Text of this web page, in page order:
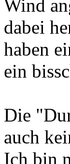
Wind
dabei
haben
ein
Die
auch
Ich bin